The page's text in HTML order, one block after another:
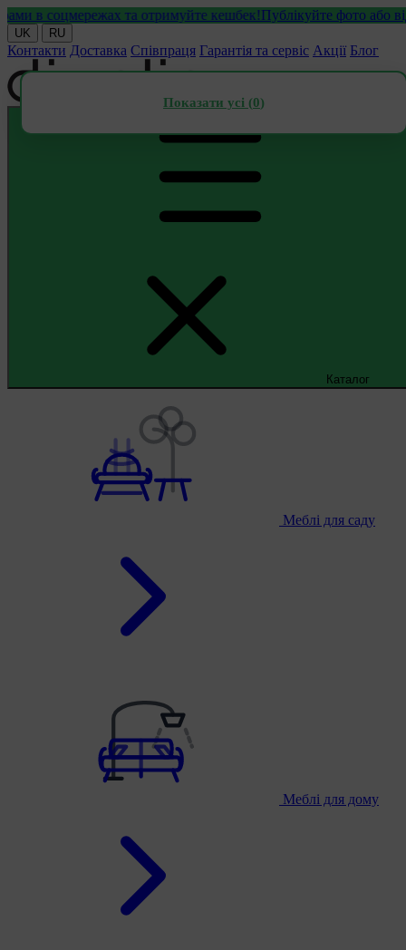
соцмережах та отримуйте кешбек!Публікуйте фото або відео
UK RU
Контакти Доставка Співпраця Гарантія та сервіс Акції Блог
Каталог
Меблі для саду
Меблі для дому
Показати усі (0)